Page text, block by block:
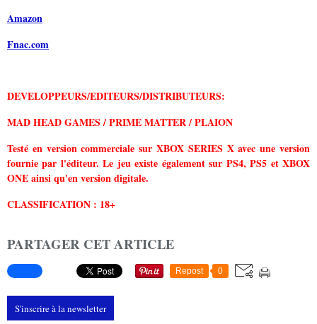
Amazon
Fnac.com
DEVELOPPEURS/EDITEURS/DISTRIBUTEURS:
MAD HEAD GAMES / PRIME MATTER / PLAION
Testé en version commerciale sur XBOX SERIES X avec une version
fournie par l'éditeur. Le jeu existe également sur PS4, PS5 et XBOX
ONE ainsi qu'en version digitale.
CLASSIFICATION : 18+
PARTAGER CET ARTICLE
Repost 0
S'inscrire à la newsletter